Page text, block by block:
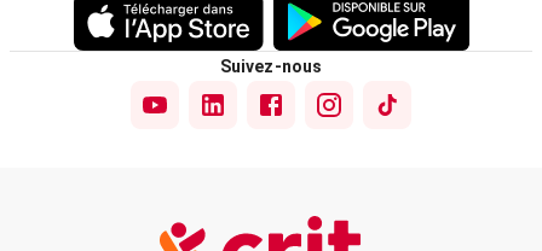
Suivez-nous